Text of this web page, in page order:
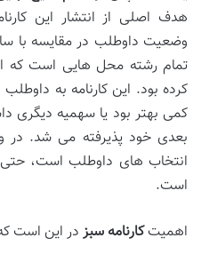
هدف اصلی از انتشار این
وضعیت داوطلب در مقایسه با
تمام رشته محل هایی است که
کرده بود. این کارنامه به
کمی بهتر بود یا سهمیه دیگری
بعدی خود پذیرفته می شد. در
انتخاب های داوطلب است،
است.
اهمیتکارنامه سبز در این است